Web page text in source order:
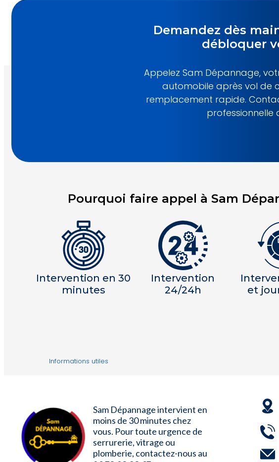
Demandez dès
débloquer
Appelez Sam Dépannage,
automobile après vol de
remplacement rapide.
professionnelle
Pourquoi faire appel à Sam
Intervention en 30
minutes
Intervention
24/24h
et
Informations utiles
Sam Dépannage intervient en
moins de 30 minutes chez
vous. Pour toute urgence de
serrurerie, vitrage ou
plomberie, contactez-nous au